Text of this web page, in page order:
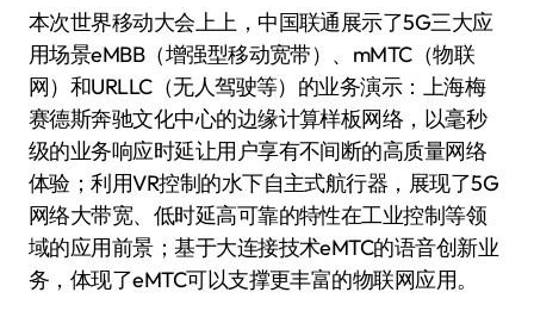
本次世界移动大会上上，中国联通展示了5G三大应
用场景eMBB（增强型移动宽带）、mMTC（物联
网）和URLLC（无人驾驶等）的业务演示：上海梅
赛德斯奔驰文化中心的边缘计算样板网络，以毫秒
级的业务响应时延让用户享有不间断的高质量网络
体验；利用VR控制的水下自主式航行器，展现了5G
网络大带宽、低时延高可靠的特性在工业控制等领
域的应用前景；基于大连接技术eMTC的语音创新业
务，体现了eMTC可以支撑更丰富的物联网应用。